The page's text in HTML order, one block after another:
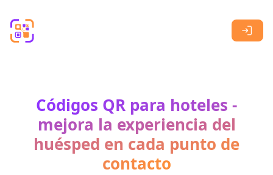
Códigos QR para hoteles -
mejora la experiencia del
huésped en cada punto de
contacto